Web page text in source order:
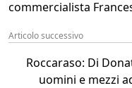
commercialista
Articolo successivo
Roccaraso: Di
uomini e mezzi